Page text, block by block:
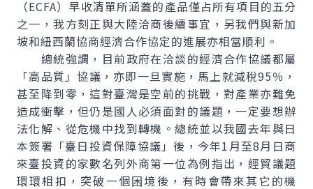
（ECFA）早收清單所涵蓋的產品僅占所有項目的五分
之一，我方刻正與大陸洽商後續事宜，另我們與新加
坡和紐西蘭協商經濟合作協定的進展亦相當順利。
總統強調，目前政府在洽談的經濟合作協議都屬
「高品質」協議，亦即一旦實施，馬上就減稅95％，
甚至降到零，這對臺灣是空前的挑戰，對產業亦難免
造成衝擊，但仍是國人必須面對的議題，一定要想辦
法化解、從危機中找到轉機。總統並以我國去年與日
本簽署「臺日投資保障協議」後，今年1月至8月日商
來臺投資的家數名列外商第一位為例指出，經貿議題
環環相扣，突破一個困境後，有時會帶來其它的機